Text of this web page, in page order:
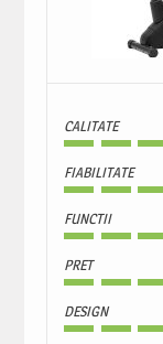
CALITATE
FIABILITATE
FUNCTII
PRET
DESIGN